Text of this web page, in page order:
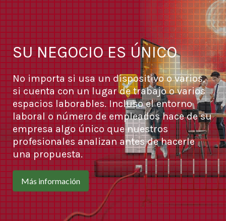
SU NEGOCIO ES ÚNICO
No importa si usa un dispositivo o varios,
si cuenta con un lugar de trabajo o varios
espacios laborables. Incluso el entorno
laboral o número de empleados hace de su
empresa algo único que nuestros
profesionales analizan antes de hacerle
una propuesta.
Más información